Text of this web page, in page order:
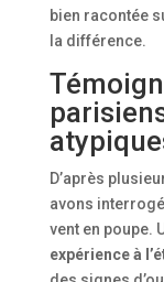
bien racontée
la différence.
D’après
avons
vent en poupe.
expérience à